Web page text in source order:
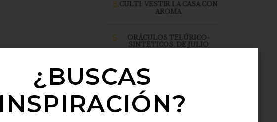
5.CULTI: VESTIR LA CASA CON
AROMA
6.
ORÁCULOS TELÚRICO-
SINTÉTICOS, DE JULIO
¿BUSCAS
INSPIRACIÓN?